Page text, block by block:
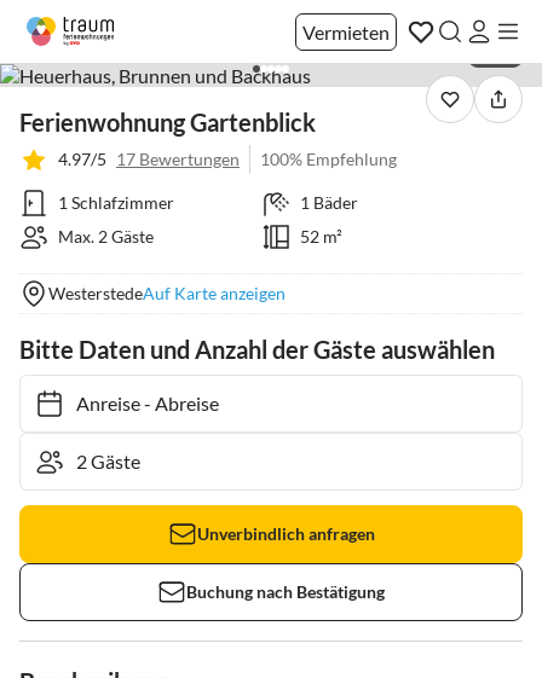
Vermieten
Ferienwohnung Gartenblick
4.97/5 17 Bewertungen 100% Empfehlung
1 Schlafzimmer
1 Bäder
Max. 2 Gäste
52 m²
WesterstedeAuf Karte anzeigen
Bitte Daten und Anzahl der Gäste auswählen
Anreise- Abreise
Unverbindlich anfragen
Buchung nach Bestätigung